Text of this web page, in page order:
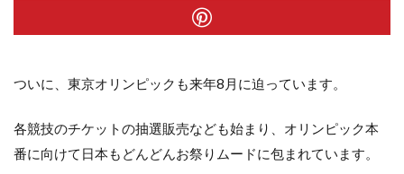
ついに、東京オリンピックも来年8月に迫っています。
各競技のチケットの抽選販売なども始まり、オリンピック本
番に向けて日本もどんどんお祭りムードに包まれています。